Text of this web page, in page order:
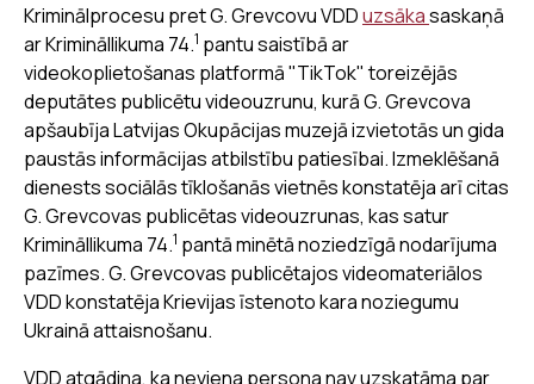
Kriminālprocesu pret G. Grevcovu VDDuzsākasaskaņā
ar Krimināllikuma 74.1 pantu saistībā ar
videokoplietošanas platformā "TikTok" toreizējās
deputātes publicētu videouzrunu, kurā G. Grevcova
apšaubīja Latvijas Okupācijas muzejā izvietotās un gida
paustās informācijas atbilstību patiesībai. Izmeklēšanā
dienests sociālās tīklošanās vietnēs konstatēja arī citas
G. Grevcovas publicētas videouzrunas, kas satur
Krimināllikuma 74.1 pantā minētā noziedzīgā nodarījuma
pazīmes. G. Grevcovas publicētajos videomateriālos
VDD konstatēja Krievijas īstenoto kara noziegumu
Ukrainā attaisnošanu.
VDD atgādina, ka neviena persona nav uzskatāma par